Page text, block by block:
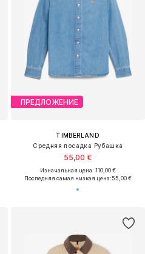
ПРЕДЛОЖЕНИЕ
TIMBERLAND
Средняя посадка Рубашка
55,00 €
Изначальная цена: 110,00 €
Последняя самая низкая цена:55,00 €